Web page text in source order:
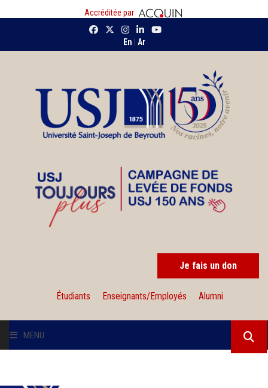
Accréditée par
En Ar
Je fais un don
Étudiants Enseignants/Employés Alumni
MENU